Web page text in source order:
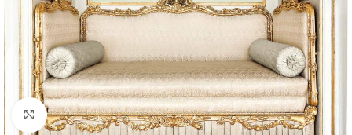
Büyütmek için tıklayın